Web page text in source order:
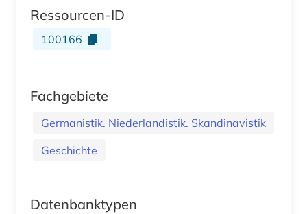
Ressourcen-ID
100166
Fachgebiete
Germanistik. Niederlandistik. Skandinavistik
Geschichte
Datenbanktypen